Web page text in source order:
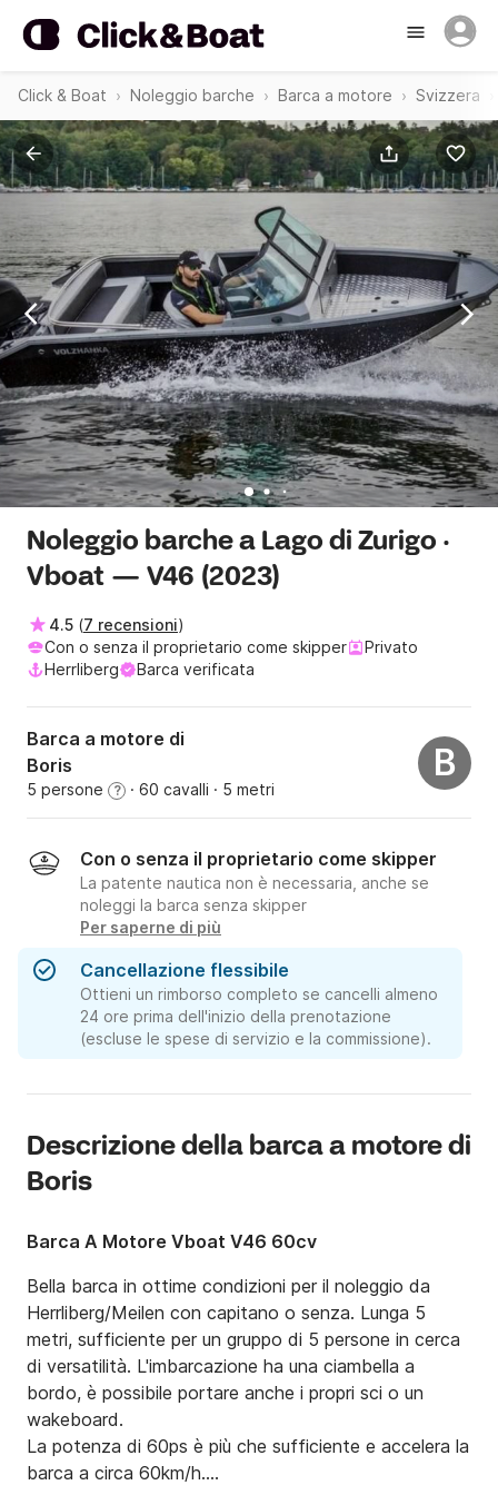
Click & Boat Noleggio barche Barca a motore Svizzera
Noleggio barche a Lago di Zurigo ·
Vboat — V46 (2023)
4.5 (7 recensioni)
Con o senza il proprietario come skipper
Privato
Herrliberg
Barca verificata
Barca a motore di
Boris
5 persone ? · 60 cavalli · 5 metri
B
Con o senza il proprietario come skipper
La patente nautica non è necessaria, anche se
noleggi la barca senza skipper
Per saperne di più
Cancellazione flessibile
Ottieni un rimborso completo se cancelli almeno
24 ore prima dell'inizio della prenotazione
(escluse le spese di servizio e la commissione).
Descrizione della barca a motore di
Boris
Barca A Motore Vboat V46 60cv
Bella barca in ottime condizioni per il noleggio da
Herrliberg/Meilen con capitano o senza. Lunga 5
metri, sufficiente per un gruppo di 5 persone in cerca
di versatilità. L'imbarcazione ha una ciambella a
bordo, è possibile portare anche i propri sci o un
wakeboard.
La potenza di 60ps è più che sufficiente e accelera la
barca a circa 60km/h.